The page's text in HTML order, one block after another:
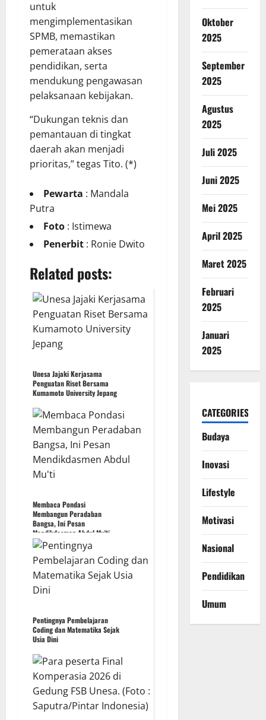
untuk
mengimplementasikan
SPMB, memastikan
pemerataan akses
pendidikan, serta
mendukung pengawasan
pelaksanaan kebijakan.
“Dukungan teknis dan
pemantauan di tingkat
daerah akan menjadi
prioritas,” tegas Tito. (*)
Pewarta : Mandala
Putra
Foto : Istimewa
Penerbit : Ronie Dwito
Related posts:
Unesa Jajaki Kerjasama
Penguatan Riset Bersama
Kumamoto University Jepang
Membaca Pondasi
Membangun Peradaban
Bangsa, Ini Pesan
Mendikdasmen Abdul Mu'ti
Pentingnya Pembelajaran
Coding dan Matematika Sejak
Usia Dini
Oktober
2025
September
2025
Agustus
2025
Juli 2025
Juni 2025
Mei 2025
April 2025
Maret 2025
Februari
2025
Januari
2025
CATEGORIES
Budaya
Inovasi
Lifestyle
Motivasi
Nasional
Pendidikan
Umum